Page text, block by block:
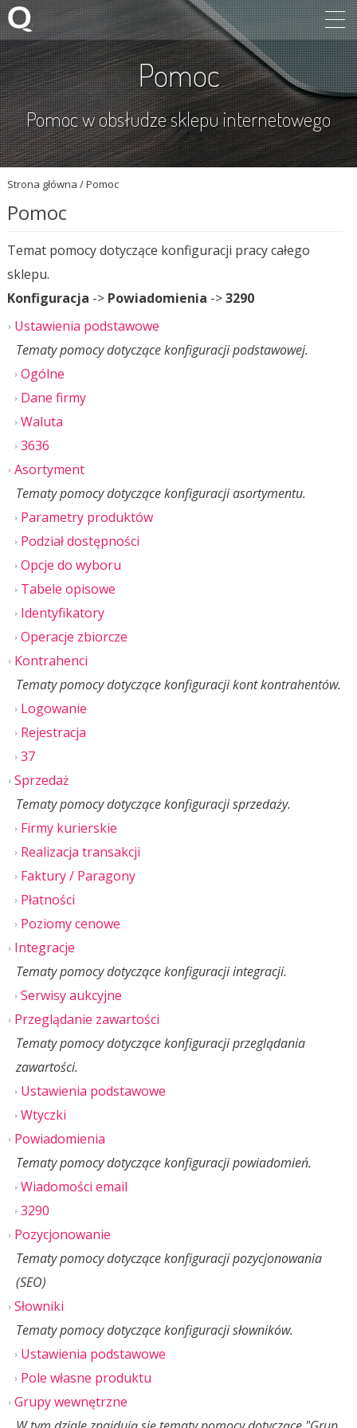
Pomoc
Pomoc w obsłudze sklepu internetowego
Strona główna /Pomoc
Pomoc
Temat pomocy dotyczące konfiguracji pracy całego
sklepu.
Konfiguracja -> Powiadomienia ->3290
Ustawienia podstawowe
Tematy pomocy dotyczące konfiguracji podstawowej.
Ogólne
Dane firmy
Waluta
3636
Asortyment
Tematy pomocy dotyczące konfiguracji asortymentu.
Parametry produktów
Podział dostępności
Opcje do wyboru
Tabele opisowe
Identyfikatory
Operacje zbiorcze
Kontrahenci
Tematy pomocy dotyczące konfiguracji kont kontrahentów.
Logowanie
Rejestracja
37
Sprzedaż
Tematy pomocy dotyczące konfiguracji sprzedaży.
Firmy kurierskie
Realizacja transakcji
Faktury / Paragony
Płatności
Poziomy cenowe
Integracje
Tematy pomocy dotyczące konfiguracji integracji.
Serwisy aukcyjne
Przeglądanie zawartości
Tematy pomocy dotyczące konfiguracji przeglądania
zawartości.
Ustawienia podstawowe
Wtyczki
Powiadomienia
Tematy pomocy dotyczące konfiguracji powiadomień.
Wiadomości email
3290
Pozycjonowanie
Tematy pomocy dotyczące konfiguracji pozycjonowania
(SEO)
Słowniki
Tematy pomocy dotyczące konfiguracji słowników.
Ustawienia podstawowe
Pole własne produktu
Grupy wewnętrzne